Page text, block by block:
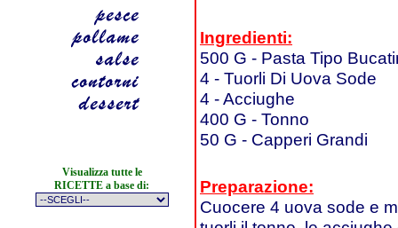
Visualizza tutte le
RICETTE a base di:
Ingredienti:
500 G - Pasta Tipo
4 - Tuorli Di Uova Sode
4 - Acciughe
400 G - Tonno
50 G - Capperi Grandi
Preparazione:
Cuocere 4 uova sode e